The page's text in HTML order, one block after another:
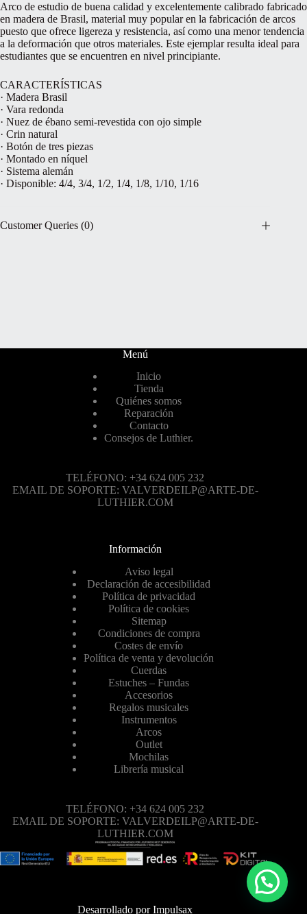
Arco de estudio de buena calidad y excelentemente calibrado fabricado
en madera de Brasil, material muy popular en la fabricación de arcos
puesto que ofrece ligereza y resistencia, así como una menor tendencia
a la deformación que otros materiales. Este ejemplar resulta ideal para
estudiantes que se encuentren en nivel principiante.
CARACTERÍSTICAS
· Madera Brasil
· Vara redonda
· Nuez de ébano semi-revestida con ojo simple
· Crin natural
· Botón de tres piezas
· Montado en níquel
· Sistema alemán
· Disponible: 4/4, 3/4, 1/2, 1/4, 1/8, 1/10, 1/16
Customer Queries (0)
Menú
Inicio
Tienda
Quiénes somos
Reparación
Contacto
Consejos de Luthier.
TELÉFONO: +34 624 005 232
EMAIL DE SOPORTE: VALVERDEILP@ARTE-DE-
LUTHIER.COM
Información
Aviso legal
Declaración de accesibilidad
Política de privacidad
Política de cookies
Sitemap
Condiciones de compra
Costes de envío
Política de venta y devolución
Cuerdas
Estuches – Fundas
Accesorios
Regalos musicales
Instrumentos
Arcos
Outlet
Mochilas
Librería musical
TELÉFONO: +34 624 005 232
EMAIL DE SOPORTE: VALVERDEILP@ARTE-DE-
LUTHIER.COM
Desarrollado porImpulsax